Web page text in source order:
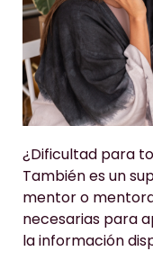
¿Dificultad para
También es un
mentor o
necesarias para
la información